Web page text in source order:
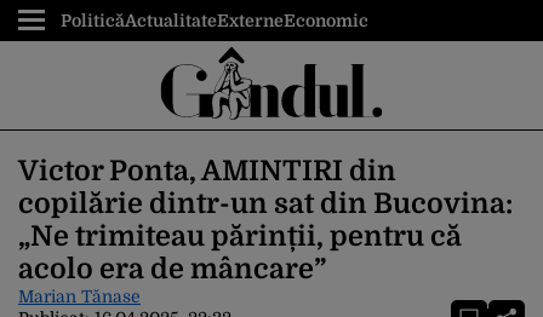
PoliticăActualitateExterneEconomic
Victor Ponta, AMINTIRI din
copilărie dintr-un sat din Bucovina:
„Ne trimiteau părinții, pentru că
acolo era de mâncare”
Marian Tănase